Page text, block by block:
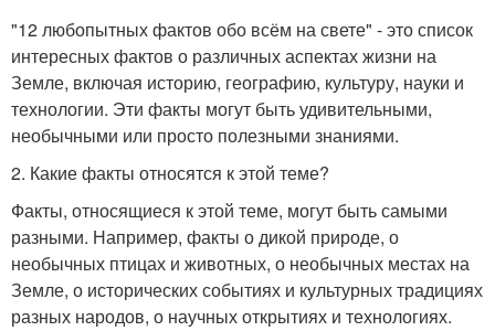
"12 любопытных фактов обо всём на свете" - это список
интересных фактов о различных аспектах жизни на
Земле, включая историю, географию, культуру, науки и
технологии. Эти факты могут быть удивительными,
необычными или просто полезными знаниями.
2. Какие факты относятся к этой теме?
Факты, относящиеся к этой теме, могут быть самыми
разными. Например, факты о дикой природе, о
необычных птицах и животных, о необычных местах на
Земле, о исторических событиях и культурных традициях
разных народов, о научных открытиях и технологиях.